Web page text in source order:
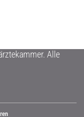
Alle